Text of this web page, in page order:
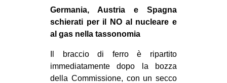
Germania, Austria e Spagna
schierati per il NO al nucleare e
al gas nella tassonomia
Il braccio di ferro è ripartito
immediatamente dopo la bozza
della Commissione, con un secco